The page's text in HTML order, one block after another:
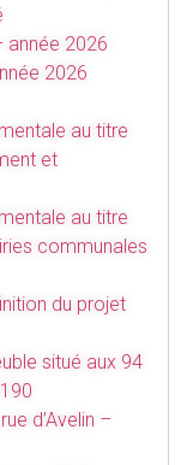
année 2026
2026
au titre
et
au titre
communales
du projet
situé aux 94
d’Avelin –